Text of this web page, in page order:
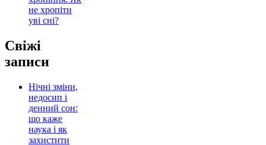
не хропіти
уві сні?
Свіжі
записи
Нічні зміни,
недосип і
денний сон:
що каже
наука і як
захистити